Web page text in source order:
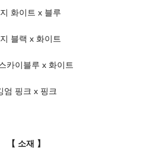
화이트 x 블루
블랙 x 화이트
카이블루 x 화이트
엄 핑크 x 핑크
【 소재 】